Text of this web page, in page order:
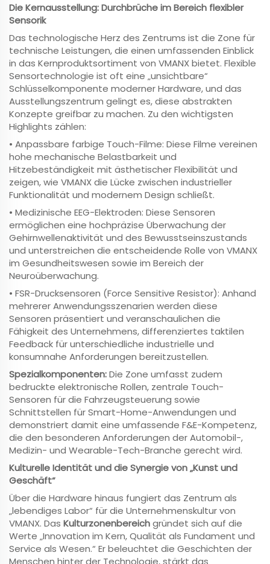
Die Kernausstellung: Durchbrüche im Bereich flexibler
Sensorik
Das technologische Herz des Zentrums ist die Zone für
technische Leistungen, die einen umfassenden Einblick
in das Kernproduktsortiment von VMANX bietet. Flexible
Sensortechnologie ist oft eine „unsichtbare“
Schlüsselkomponente moderner Hardware, und das
Ausstellungszentrum gelingt es, diese abstrakten
Konzepte greifbar zu machen. Zu den wichtigsten
Highlights zählen:
• Anpassbare farbige Touch-Filme: Diese Filme vereinen
hohe mechanische Belastbarkeit und
Hitzebeständigkeit mit ästhetischer Flexibilität und
zeigen, wie VMANX die Lücke zwischen industrieller
Funktionalität und modernem Design schließt.
• Medizinische EEG-Elektroden: Diese Sensoren
ermöglichen eine hochpräzise Überwachung der
Gehirnwellenaktivität und des Bewusstseinszustands
und unterstreichen die entscheidende Rolle von VMANX
im Gesundheitswesen sowie im Bereich der
Neuroüberwachung.
• FSR-Drucksensoren (Force Sensitive Resistor): Anhand
mehrerer Anwendungsszenarien werden diese
Sensoren präsentiert und veranschaulichen die
Fähigkeit des Unternehmens, differenziertes taktilen
Feedback für unterschiedliche industrielle und
konsumnahe Anforderungen bereitzustellen.
Spezialkomponenten:Die Zone umfasst zudem
bedruckte elektronische Rollen, zentrale Touch-
Sensoren für die Fahrzeugsteuerung sowie
Schnittstellen für Smart-Home-Anwendungen und
demonstriert damit eine umfassende F&E-Kompetenz,
die den besonderen Anforderungen der Automobil-,
Medizin- und Wearable-Tech-Branche gerecht wird.
Kulturelle Identität und die Synergie von „Kunst und
Geschäft“
Über die Hardware hinaus fungiert das Zentrum als
„lebendiges Labor“ für die Unternehmenskultur von
VMANX. Das Kulturzonenbereichgründet sich auf die
Werte „Innovation im Kern, Qualität als Fundament und
Service als Wesen.“ Er beleuchtet die Geschichten der
Menschen hinter der Technologie, stärkt das